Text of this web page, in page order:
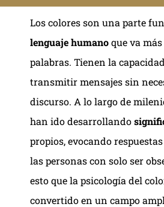
Los colores son una parte
lenguaje humanoque va
palabras. Tienen la
transmitir mensajes sin
discurso. A lo largo de
han ido desarrollando
propios, evocando
las personas con solo ser
esto que la psicología del
convertido en un campo